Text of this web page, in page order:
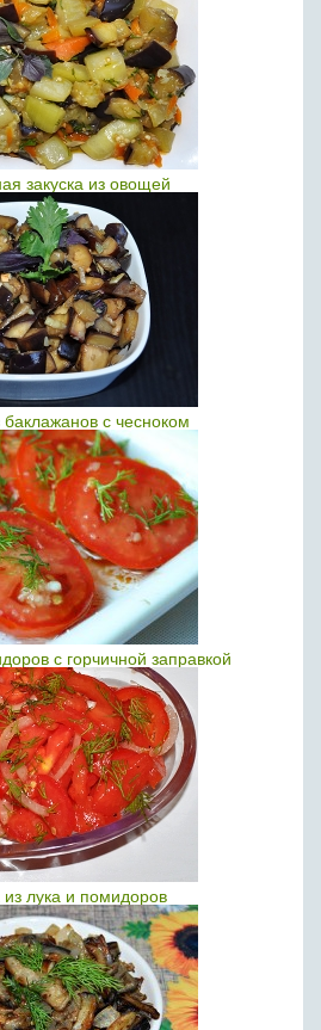
закуска из овощей
баклажанов с чесноком
с горчичной заправкой
из лука и помидоров